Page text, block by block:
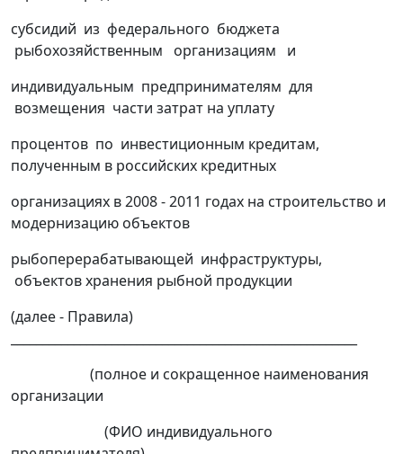
субсидий из федерального бюджета
рыбохозяйственным организациям и
индивидуальным предпринимателям для
возмещения части затрат на уплату
процентов по инвестиционным кредитам,
полученным в российских кредитных
организациях в 2008 - 2011 годах на строительство и
модернизацию объектов
рыбоперерабатывающей инфраструктуры,
объектов хранения рыбной продукции
(далее - Правила)
(полное и сокращенное наименования
организации
(ФИО индивидуального